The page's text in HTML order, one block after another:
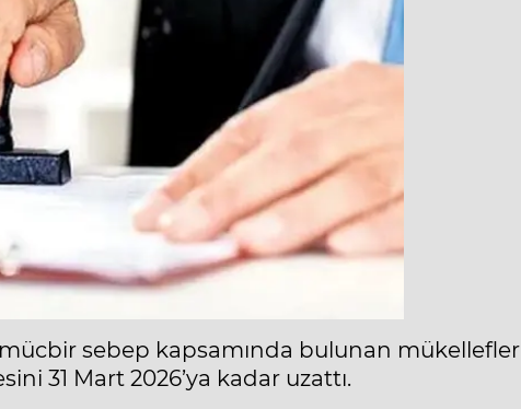
sebep kapsamında bulunan mükellefler
31 Mart 2026’ya kadar uzattı.